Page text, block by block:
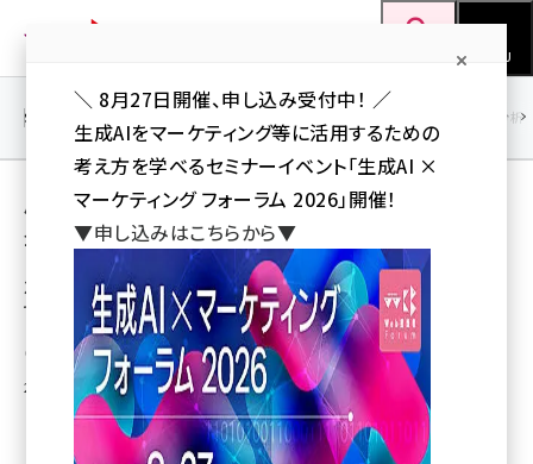
ン
MENU
seo (3526)
ai (2807)
youtube (2434)
note (2312)
セミナー (2307)
SEO アクセス解析／データ分析
用語「bing」 が使われている記事の一覧
全 7 記事中 1 ～ 7 を表示中
次世代検索サービス「Bing（ビング）」につい
て
ペペロンチーノ
2009年6月12日 18:10
＼ 8月27日開催、申し込み受付中！ ／
生成AIをマーケティング等に活用するための
考え方を学べるセミナーイベント「生成AI ×
マーケティング フォーラム 2026」開催！
▼申し込みはこちらから▼